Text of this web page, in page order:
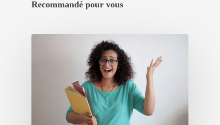
Recommandé pour vous
Créez votre
accélérateur
Nos
Les experts